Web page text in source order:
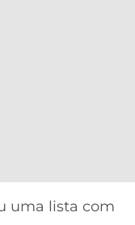
uma lista com